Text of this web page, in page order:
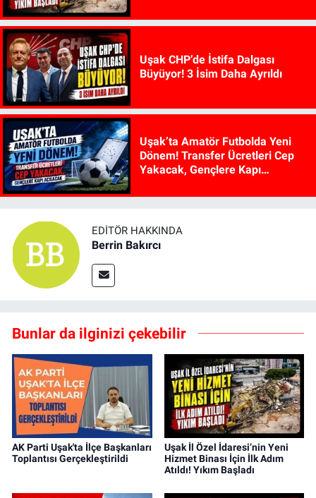
Uşak CHP’de İstifa Dalgası
Büyüyor! 3 İsim Daha Ayrıldı
Uşak’ta Amatör Futbolda Yeni
Dönem! Transfer Ücretleri Cep
Yakacak, Gençlere Kapı
EDITÖR HAKKINDA
Berrin Bakırcı
Bunlar da ilginizi çekebilir
AK Parti Uşak'ta İlçe Başkanları
Toplantısı Gerçekleştirildi
Uşak İl Özel İdaresi’nin Yeni
Hizmet Binası İçin İlk Adım
Atıldı! Yıkım Başladı